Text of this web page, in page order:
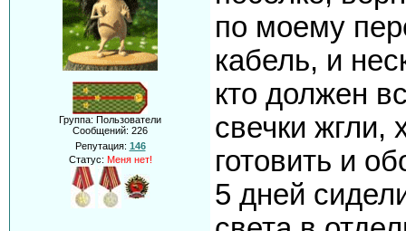
Группа: Пользователи
Сообщений: 226
Репутация: 146
Статус: Меня нет!
по моему
кабель, и
кто должен
свечки жгли,
готовить и
5 дней